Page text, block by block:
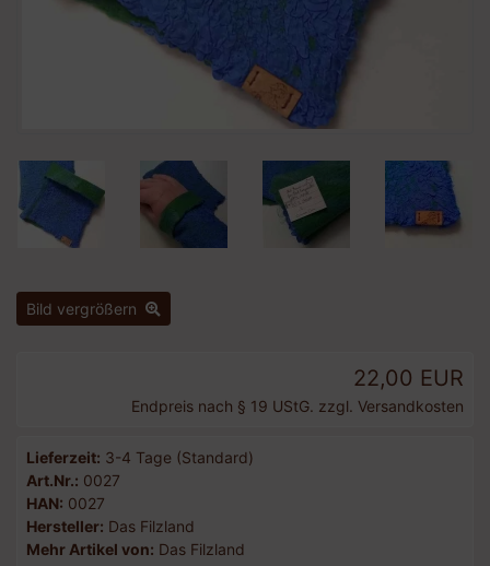
Bild vergrößern
22,00 EUR
Endpreis nach § 19 UStG. zzgl. Versandkosten
Lieferzeit: 3-4 Tage (Standard)
Art.Nr.: 0027
HAN: 0027
Hersteller: Das Filzland
Mehr Artikel von: Das Filzland